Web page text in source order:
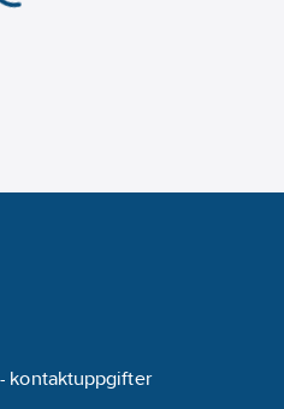
kontaktuppgifter